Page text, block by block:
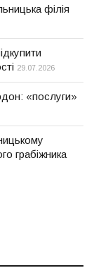
філія
29.07.2026
«послуги»
грабіжника